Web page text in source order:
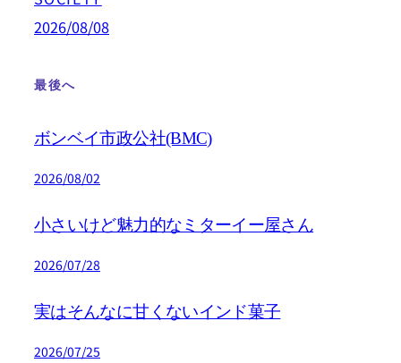
2026/08/08
最後へ
ボンベイ市政公社(BMC)
2026/08/02
小さいけど魅力的なミターイー屋さん
2026/07/28
実はそんなに甘くないインド菓子
2026/07/25